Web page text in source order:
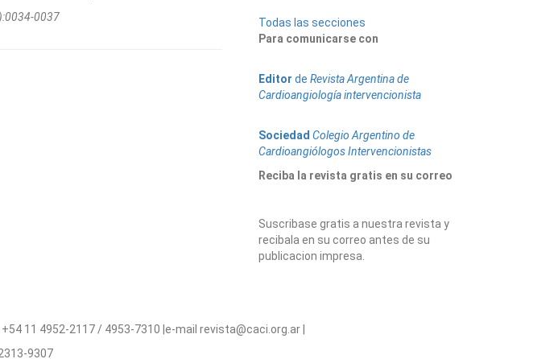
0037
Todas las secciones
Para comunicarse con
Editor de Revista Argentina de
Cardioangiología intervencionista
Sociedad Colegio Argentino de
Cardioangiólogos Intervencionistas
Reciba la revista gratis en su correo
Suscribase gratis a nuestra revista y
recibala en su correo antes de su
publicacion impresa.
11 4952-2117 / 4953-7310 |e-mail revista@caci.org.ar |
9307